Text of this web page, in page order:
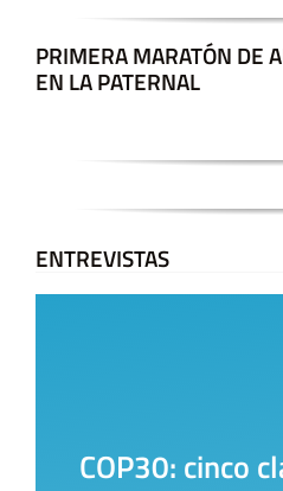
PRIMERA MARATÓN DE
EN LA PATERNAL
ENTREVISTAS
COP30: cinco